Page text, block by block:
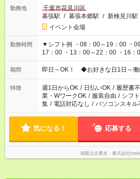
勤務地
千葉市花見川区
幕張駅 / 幕張本郷駅 / 新検見川駅
イベント会場
勤務時間
▼シフト例 ・08：00～19：00 ・
17：00 ・13：00～22：00 ・16：00～21：00
仕事により勤務時間が異なります
期間 即日～OK！ ◆お好きな日1日～
特徴 週1日からOK / 日払いOK / 履歴書
業・WワークOK / 服装自由 / シフ
集 / 電話対応なし / パソコンスキル
気になる！ 応募する
掲載元企業名 株式会社